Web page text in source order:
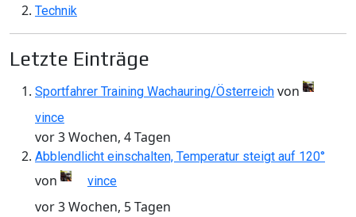
Technik
Letzte Einträge
Sportfahrer Training Wachauring/Österreich von
vince
vor 3 Wochen, 4 Tagen
Abblendlicht einschalten, Temperatur steigt auf 120°
von vince
vor 3 Wochen, 5 Tagen